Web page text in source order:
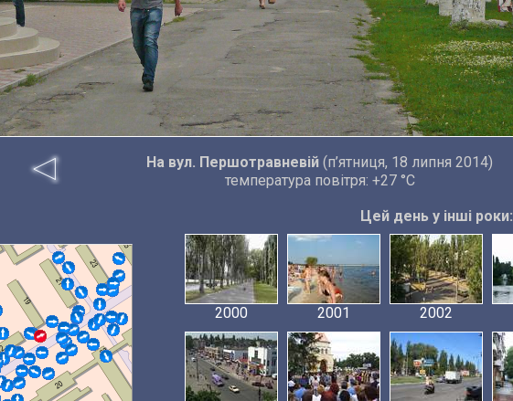
На вул. Першотравневій (п’ятниця, 18 липня 2014)
температура повітря: +27 °C
Цей день у інші роки:
2000 2001 2002